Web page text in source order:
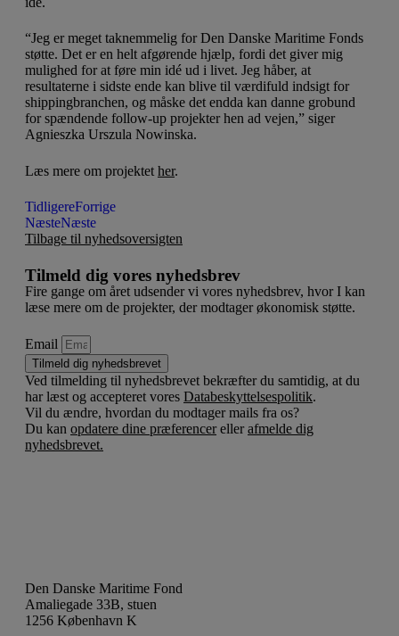
“Jeg er meget taknemmelig for Den Danske Maritime Fonds
støtte. Det er en helt afgørende hjælp, fordi det giver mig
mulighed for at føre min idé ud i livet. Jeg håber, at
resultaterne i sidste ende kan blive til værdifuld indsigt for
shippingbranchen, og måske det endda kan danne grobund
for spændende follow-up projekter hen ad vejen,” siger
Agnieszka Urszula Nowinska.
Læs mere om projektet her.
TidligereForrige
NæsteNæste
Tilbage til nyhedsoversigten
Tilmeld dig vores nyhedsbrev
Fire gange om året udsender vi vores nyhedsbrev, hvor I kan
læse mere om de projekter, der modtager økonomisk støtte.
Email
Tilmeld dig nyhedsbrevet
Ved tilmelding til nyhedsbrevet bekræfter du samtidig, at du
har læst og accepteret vores Databeskyttelsespolitik.
Vil du ændre, hvordan du modtager mails fra os?
Du kan opdatere dine præferencerellerafmelde dig
nyhedsbrevet.
Den Danske Maritime Fond
Amaliegade 33B, stuen
1256 København K